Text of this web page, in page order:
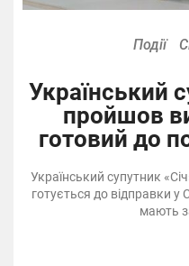
Події
Український
пройшов
готовий до
Український супутник
готується до відправки у
мають